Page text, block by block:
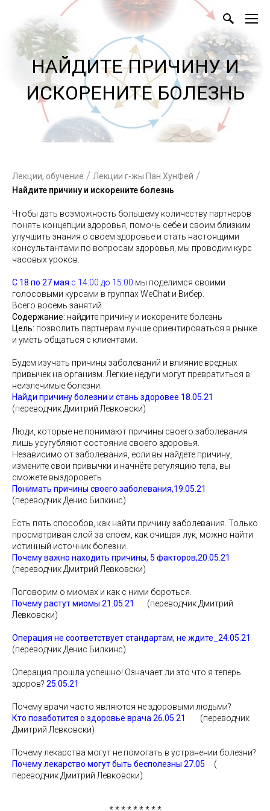
НАЙДИТЕ ПРИЧИНУ И
ИСКОРЕНИТЕ БОЛЕЗНЬ
Лекции, обучение / Лекции г-жы Пан ХунФей /
Найдите причину и искорените болезнь
Чтобы дать возможность большему количеству партнеров
понять концепции здоровья, помочь себе и своим близким
улучшить знания о своем здоровье и стать настоящими
консультантами по вопросам здоровья, мы проводим курс
часовых уроков.
С 18 по 27 мая с 14:00 до 15:00 мы поделимся своими
голосовыми курсами в группах WeChat и Вибер.
Всего восемь занятий.
Содержание: найдите причину и искорените болезнь
Цель: позволить партнерам лучше ориентироваться в рынке
и уметь общаться с клиентами.
Будем изучать причины заболеваний и влияние вредных
привычек на организм. Легкие недуги могут превратиться в
неизлечимые болезни.
Найди причину болезни и стань здоровее 18.05.21
(переводчик Дмитрий Левковски)
Люди, которые не понимают причины своего заболевания
лишь усугубляют состояние своего здоровья.
Независимо от заболевания, если вы найдёте причину,
измените свои привычки и начнёте регуляцию тела, вы
сможете выздороветь.
Понимать причины своего заболевания,19.05.21
(переводчик Денис Билкинс)
Есть пять способов, как найти причину заболевания. Только
просматривая слой за слоем, как очищая лук, можно найти
истинный источник болезни.
Почему важно находить причины, 5 факторов,20.05.21
(переводчик Дмитрий Левковски)
Поговорим о миомах и как с ними бороться.
Почему растут миомы 21.05.21
(переводчик Дмитрий
Левковски)
Операция не соответствует стандартам, не ждите_24.05.21
(переводчик Денис Билкинс)
Операция прошла успешно! Означает ли это что я теперь
здоров? 25.05.21
Почему врачи часто являются не здоровыми людьми?
Кто позаботится о здоровье врача 26.05.21
(переводчик
Дмитрий Левковски)
Почему лекарства могут не помогать в устранении болезни?
Почему лекарство могут быть бесполезны 27.05
(
переводчик Дмитрий Левковски)